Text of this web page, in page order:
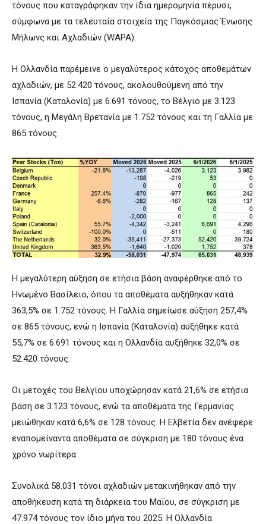
τόνους που καταγράφηκαν την ίδια ημερομηνία πέρυσι,
σύμφωνα με τα τελευταία στοιχεία της Παγκόσμιας Ένωσης
Μήλωνς και Αχλαδιών (WAPA).
Η Ολλανδία παρέμεινε ο μεγαλύτερος κάτοχος αποθεμάτων
αχλαδιών, με 52.420 τόνους, ακολουθούμενη από την
Ισπανία (Καταλονία) με 6.691 τόνους, το Βέλγιο με 3.123
τόνους, η Μεγάλη Βρετανία με 1.752 τόνους και τη Γαλλία με
865 τόνους.
Η μεγαλύτερη αύξηση σε ετήσια βάση αναφέρθηκε από το
Ηνωμένο Βασίλειο, όπου τα αποθέματα αυξήθηκαν κατά
363,5% σε 1.752 τόνους. Η Γαλλία σημείωσε αύξηση 257,4%
σε 865 τόνους, ενώ η Ισπανία (Καταλονία) αυξήθηκε κατά
55,7% σε 6.691 τόνους και η Ολλανδία αυξήθηκε 32,0% σε
52.420 τόνους.
Οι μετοχές του Βελγίου υποχώρησαν κατά 21,6% σε ετήσια
βάση σε 3.123 τόνους, ενώ τα αποθέματα της Γερμανίας
μειώθηκαν κατά 6,6% σε 128 τόνους. Η Ελβετία δεν ανέφερε
εναπομείναντα αποθέματα σε σύγκριση με 180 τόνους ένα
χρόνο νωρίτερα.
Συνολικά 58.031 τόνοι αχλαδιών μετακινήθηκαν από την
αποθήκευση κατά τη διάρκεια του Μαΐου, σε σύγκριση με
47.974 τόνους τον ίδιο μήνα του 2025. Η Ολλανδία